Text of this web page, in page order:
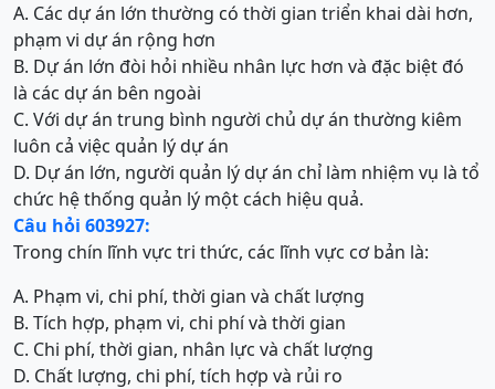
A. Các dự án lớn thường có thời gian triển khai dài hơn,
phạm vi dự án rộng hơn
B. Dự án lớn đòi hỏi nhiều nhân lực hơn và đặc biệt đó
là các dự án bên ngoài
C. Với dự án trung bình người chủ dự án thường kiêm
luôn cả việc quản lý dự án
D. Dự án lớn, người quản lý dự án chỉ làm nhiệm vụ là tổ
chức hệ thống quản lý một cách hiệu quả.
Câu hỏi 603927:
Trong chín lĩnh vực tri thức, các lĩnh vực cơ bản là:
A. Phạm vi, chi phí, thời gian và chất lượng
B. Tích hợp, phạm vi, chi phí và thời gian
C. Chi phí, thời gian, nhân lực và chất lượng
D. Chất lượng, chi phí, tích hợp và rủi ro